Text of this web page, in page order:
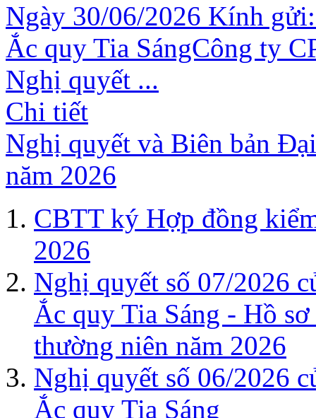
Ngày 30/06/2026 Kính
Ắc quy Tia SángCông ty
Nghị quyết ...
Chi tiết
Nghị quyết và Biên bản
năm 2026
CBTT ký Hợp đồng
2026
Nghị quyết số 07/2026
Ắc quy Tia Sáng - Hồ
thường niên năm 2026
Nghị quyết số 06/2026
Ắc quy Tia Sáng